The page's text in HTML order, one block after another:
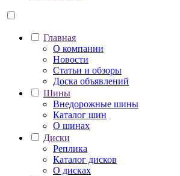
Главная
О компании
Новости
Статьи и обзоры
Доска объявлений
Шины
Внедорожные шины
Каталог шин
О шинах
Диски
Реплика
Каталог дисков
О дисках